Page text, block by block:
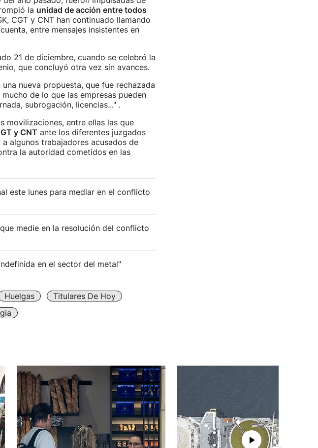
la unidad de acción entre todos
CGT y CNT han continuado llamando
entre mensajes insistentes en
21 de diciembre, cuando se celebró la
que concluyó otra vez sin avances.
nueva propuesta, que fue rechazada
de lo que las empresas pueden
subrogación, licencias..." .
movilizaciones, entre ellas las que
y CNT ante los diferentes juzgados
algunos trabajadores acusados de
la autoridad cometidos en las
este lunes para mediar en el conflicto
medie en la resolución del conflicto
en el sector del metal"
Huelgas
Titulares De Hoy